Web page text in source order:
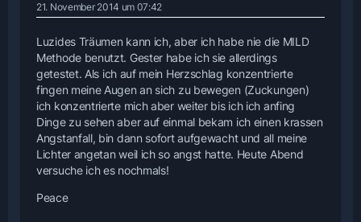
21. November 2014 um 07:42
Luzides Träumen kann ich, aber ich habe nie die MILD
Methode benutzt. Gester habe ich sie allerdings
getestet. Als ich auf mein Herzschlag konzentrierte
fingen meine Augen an sich zu bewegen (Zuckungen)
ich konzentrierte mich aber weiter bis ich ich anfing
Dinge zu sehen aber auf einmal bekam ich einen krassen
Angstanfall, bin dann sofort aufgewacht und all meine
Lichter angetan weil ich so angst hatte. Heute Abend
versuche ich es nochmals!
Peace